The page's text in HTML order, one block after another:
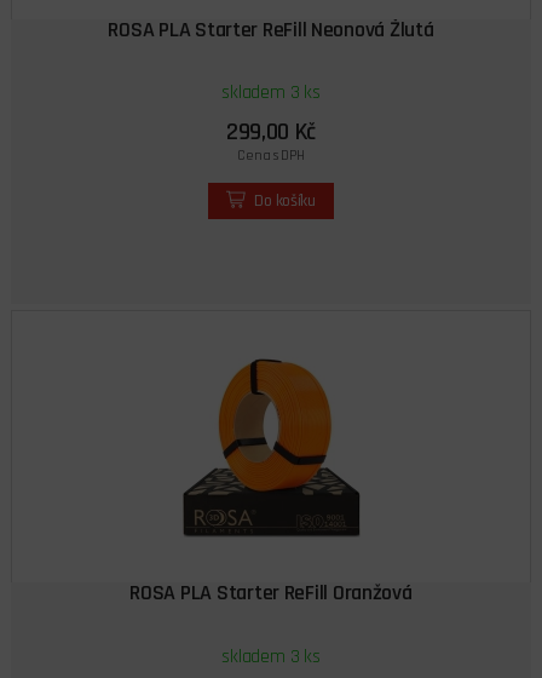
ROSA PLA Starter ReFill Neonová Žlutá
skladem 3 ks
299,00 Kč
Cena s DPH
Do košíku
ROSA PLA Starter ReFill Oranžová
skladem 3 ks